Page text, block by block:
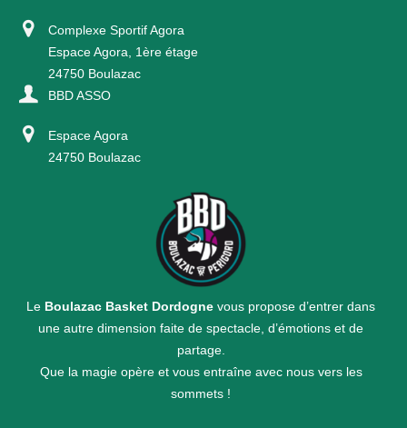
Complexe Sportif Agora
Espace Agora, 1ère étage
24750 Boulazac
BBD ASSO
Espace Agora
24750 Boulazac
Le Boulazac Basket Dordogne vous propose d’entrer dans
une autre dimension faite de spectacle, d’émotions et de
partage.
Que la magie opère et vous entraîne avec nous vers les
sommets !